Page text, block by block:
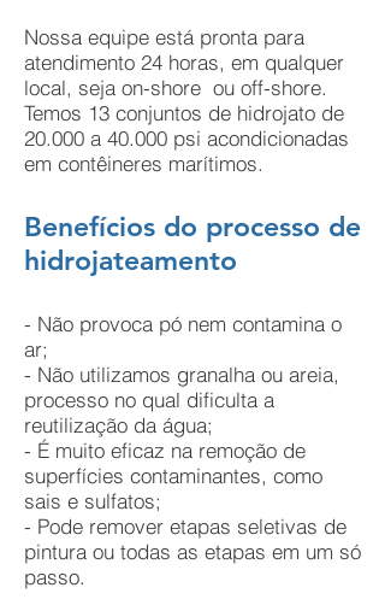
Nossa equipe está pronta para
atendimento 24 horas, em qualquer
local, seja on-shore ou off-shore.
Temos 13 conjuntos de hidrojato de
20.000 a 40.000 psi acondicionadas
em contêineres marítimos.
Benefícios do processo de
hidrojateamento
- Não provoca pó nem contamina o
ar;
- Não utilizamos granalha ou areia,
processo no qual dificulta a
reutilização da água;
- É muito eficaz na remoção de
superfícies contaminantes, como
sais e sulfatos;
- Pode remover etapas seletivas de
pintura ou todas as etapas em um só
passo.